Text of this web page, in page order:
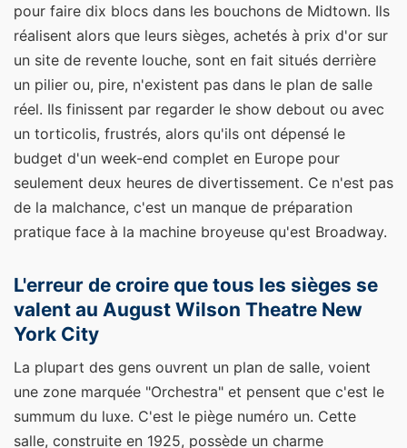
pour faire dix blocs dans les bouchons de Midtown. Ils
réalisent alors que leurs sièges, achetés à prix d'or sur
un site de revente louche, sont en fait situés derrière
un pilier ou, pire, n'existent pas dans le plan de salle
réel. Ils finissent par regarder le show debout ou avec
un torticolis, frustrés, alors qu'ils ont dépensé le
budget d'un week-end complet en Europe pour
seulement deux heures de divertissement. Ce n'est pas
de la malchance, c'est un manque de préparation
pratique face à la machine broyeuse qu'est Broadway.
L'erreur de croire que tous les sièges se
valent au August Wilson Theatre New
York City
La plupart des gens ouvrent un plan de salle, voient
une zone marquée "Orchestra" et pensent que c'est le
summum du luxe. C'est le piège numéro un. Cette
salle, construite en 1925, possède un charme